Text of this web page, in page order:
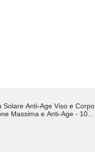
Solare Anti-Age Viso e Corpo
Massima e Anti-Age - 100